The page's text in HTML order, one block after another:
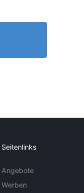
Seitenlinks
Angebote
Werben